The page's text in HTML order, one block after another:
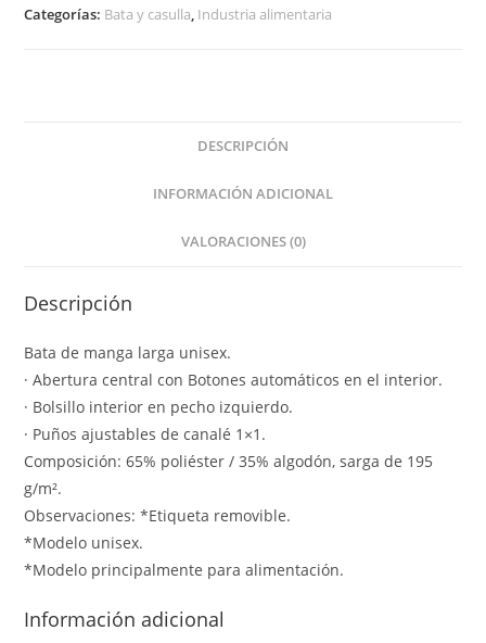
Categorías: Bata y casulla, Industria alimentaria
DESCRIPCIÓN
INFORMACIÓN ADICIONAL
VALORACIONES (0)
Descripción
Bata de manga larga unisex.
· Abertura central con Botones automáticos en el interior.
· Bolsillo interior en pecho izquierdo.
· Puños ajustables de canalé 1×1.
Composición: 65% poliéster / 35% algodón, sarga de 195
g/m².
Observaciones: *Etiqueta removible.
*Modelo unisex.
*Modelo principalmente para alimentación.
Información adicional